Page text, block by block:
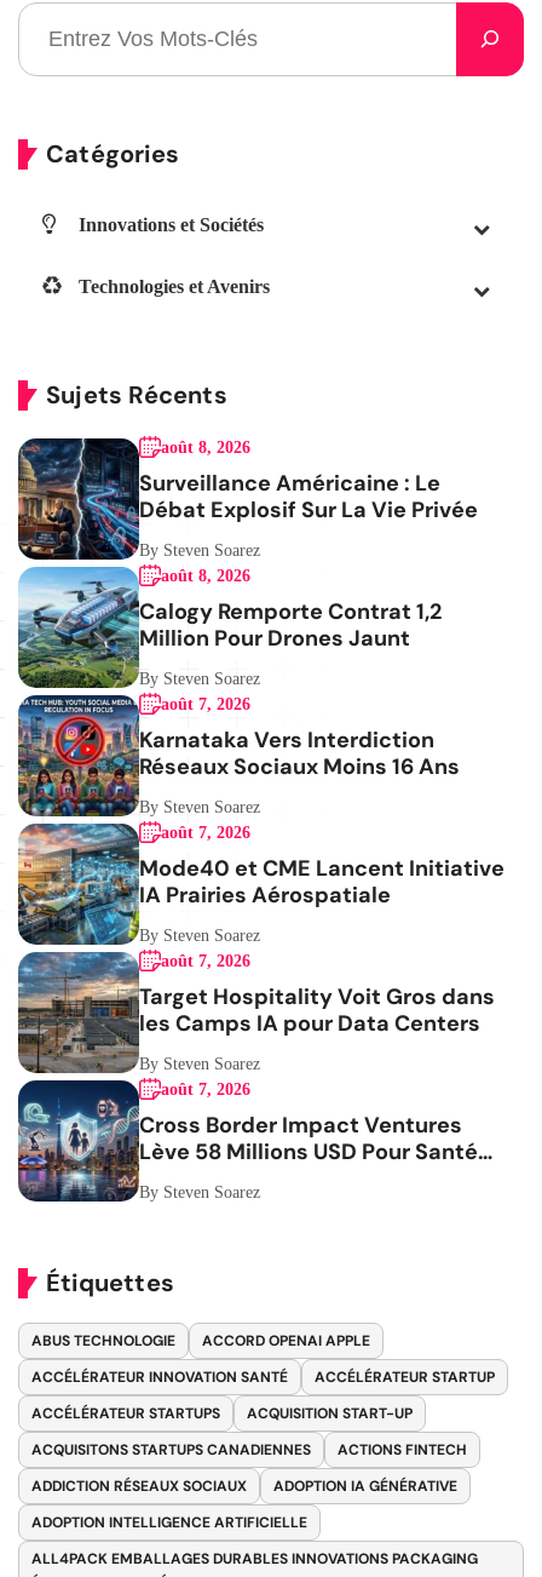
Catégories
Innovations et Sociétés
Technologies et Avenirs
Sujets Récents
août 8, 2026
Surveillance Américaine : Le
Débat Explosif Sur La Vie Privée
By Steven Soarez
août 8, 2026
Calogy Remporte Contrat 1,2
Million Pour Drones Jaunt
By Steven Soarez
août 7, 2026
Karnataka Vers Interdiction
Réseaux Sociaux Moins 16 Ans
By Steven Soarez
août 7, 2026
Mode40 et CME Lancent Initiative
IA Prairies Aérospatiale
By Steven Soarez
août 7, 2026
Target Hospitality Voit Gros dans
les Camps IA pour Data Centers
By Steven Soarez
août 7, 2026
Cross Border Impact Ventures
Lève 58 Millions USD Pour Santé
By Steven Soarez
Étiquettes
ABUS TECHNOLOGIE
ACCORD OPENAI APPLE
ACCÉLÉRATEUR INNOVATION SANTÉ
ACCÉLÉRATEUR STARTUP
ACCÉLÉRATEUR STARTUPS
ACQUISITION START-UP
ACQUISITONS STARTUPS CANADIENNES
ACTIONS FINTECH
ADDICTION RÉSEAUX SOCIAUX
ADOPTION IA GÉNÉRATIVE
ADOPTION INTELLIGENCE ARTIFICIELLE
ALL4PACK EMBALLAGES DURABLES INNOVATIONS PACKAGING